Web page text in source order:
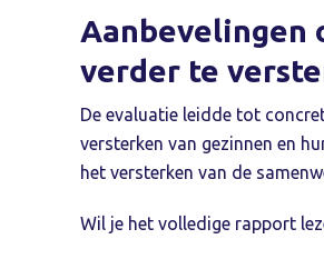
Aanbevelingen
verder te
De evaluatie leidde tot
versterken van gezinnen en
het versterken van de
Wil je het volledige rapport